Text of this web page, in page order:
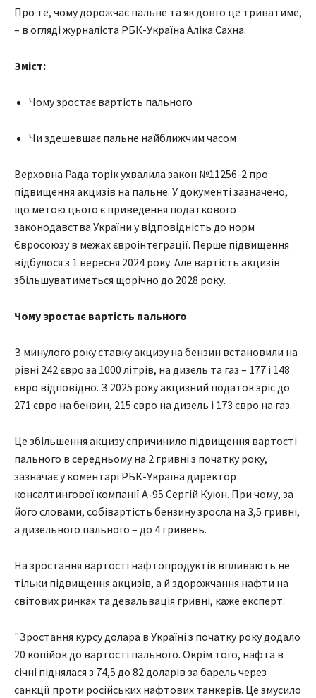
Про те, чому дорожчає пальне та як довго це триватиме,
– в огляді журналіста РБК-Україна Аліка Сахна.
Зміст:
Чому зростає вартість пального
Чи здешевшає пальне найближчим часом
Верховна Рада торік ухвалила закон №11256-2 про
підвищення акцизів на пальне. У документі зазначено,
що метою цього є приведення податкового
законодавства України у відповідність до норм
Євросоюзу в межах євроінтеграції. Перше підвищення
відбулося з 1 вересня 2024 року. Але вартість акцизів
збільшуватиметься щорічно до 2028 року.
Чому зростає вартість пального
З минулого року ставку акцизу на бензин встановили на
рівні 242 євро за 1000 літрів, на дизель та газ – 177 і 148
євро відповідно. З 2025 року акцизний податок зріс до
271 євро на бензин, 215 євро на дизель і 173 євро на газ.
Це збільшення акцизу спричинило підвищення вартості
пального в середньому на 2 гривні з початку року,
зазначає у коментарі РБК-Україна директор
консалтингової компанії А-95 Сергій Куюн. При чому, за
його словами, собівартість бензину зросла на 3,5 гривні,
а дизельного пального – до 4 гривень.
На зростання вартості нафтопродуктів впливають не
тільки підвищення акцизів, а й здорожчання нафти на
світових ринках та девальвація гривні, каже експерт.
"Зростання курсу долара в Україні з початку року додало
20 копійок до вартості пального. Окрім того, нафта в
січні піднялася з 74,5 до 82 доларів за барель через
санкції проти російських нафтових танкерів. Це змусило